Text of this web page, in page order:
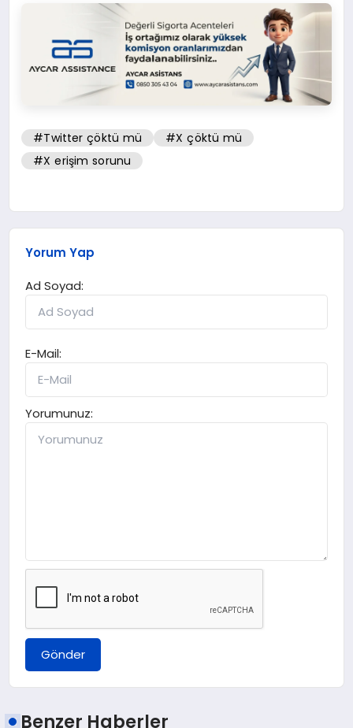
#Twitter çöktü mü
#X çöktü mü
#X erişim sorunu
Yorum Yap
Ad Soyad:
E-Mail:
Yorumunuz:
Gönder
Benzer Haberler